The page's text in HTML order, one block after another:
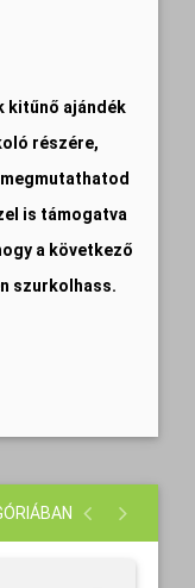
kitűnő ajándék
részére,
is támogatva
a következő
szurkolhass.